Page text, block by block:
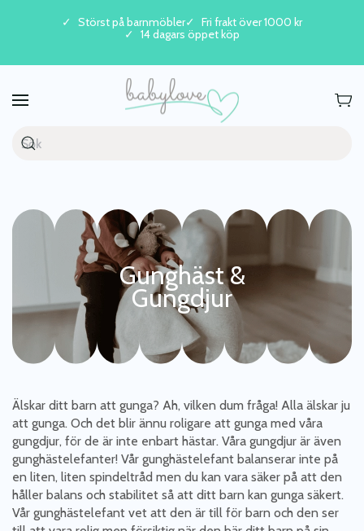
Skip to main content
Störst på barnmöbler
Fri frakt över 1000 kr
14 dagars öppet köp
Gunghäst &
Gungdjur
Älskar ditt barn att gunga? Ah, vilken dum fråga! Alla älskar ju
att gunga. Och det blir ännu roligare att gunga med våra
gungdjur, för de är inte enbart hästar. Våra gungdjur är även
gunghästelefanter! Vår gunghästelefant balanserar inte på
en liten, liten spindeltråd men du kan vara säker på att den
håller balans och stabilitet så att ditt barn kan gunga säkert.
Vår gunghästelefant vet att den är till för barn och den ser